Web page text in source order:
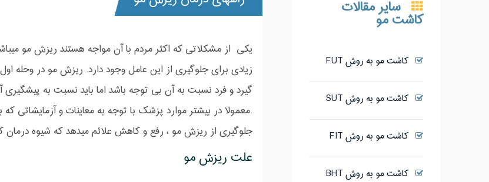
یکی از مشکلاتی که اکثر مردم با آن مواجه هستند ریزش مو
زیادی برای جلوگیری از این عامل وجود دارد. ریزش مو در وحله
گیرد و فرد نسبت به آن بی توجه باشد اما باید نسبت به
.معمولا در بیشتر موارد پزشک با توجه به معاینات و آزمایشاتی
جلوگیری از ریزش مو ، رفع و کاهش علائم میدهد که شیوه درمان
علت ریزش مو
سایر مقالات
کاشت مو
کاشت مو به روش FUT
کاشت مو به روش SUT
کاشت مو به روش FIT
کاشت مو به روش BHT